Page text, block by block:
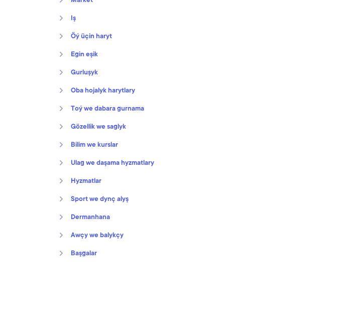
Iş
Öý üçin haryt
Egin eşik
Gurluşyk
Oba hojalyk harytlary
Toý we dabara gurnama
Gözellik we saglyk
Bilim we kurslar
Ulag we daşama hyzmatlary
Hyzmatlar
Sport we dynç alyş
Dermanhana
Awçy we balykçy
Başgalar